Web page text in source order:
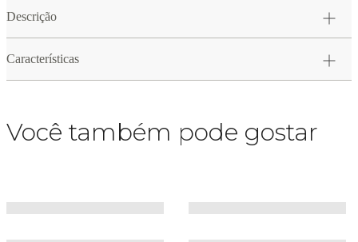
Descrição
Características
Você também pode gostar